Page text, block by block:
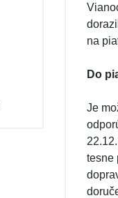
na
Do
Je
tesne